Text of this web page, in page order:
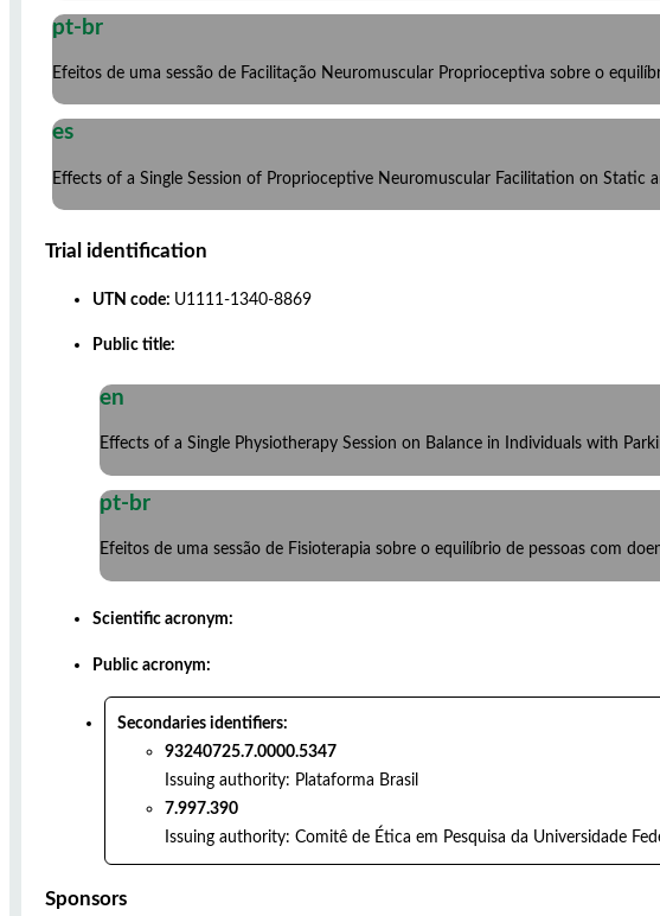
pt-br
Efeitos de uma sessão de Facilitação Neuromuscular Proprioceptiva sobre o
es
Effects of a Single Session of Proprioceptive Neuromuscular Facilitation on
Trial identification
UTN code: U1111-1340-8869
Public title:
en
Effects of a Single Physiotherapy Session on Balance in Individuals with
pt-br
Efeitos de uma sessão de Fisioterapia sobre o equilíbrio de pessoas com
Scientific acronym:
Public acronym:
Secondaries identifiers:
93240725.7.0000.5347
Issuing authority: Plataforma Brasil
7.997.390
Issuing authority: Comitê de Ética em Pesquisa da Universidade
Sponsors